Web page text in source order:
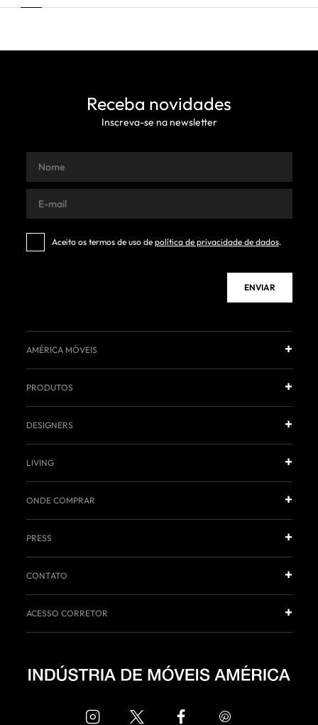
Receba novidades
Inscreva-se na newsletter
Aceito os termos de uso de política de privacidade de dados.
ENVIAR
AMÉRICA MÓVEIS
PRODUTOS
DESIGNERS
LIVING
ONDE COMPRAR
PRESS
CONTATO
ACESSO CORRETOR